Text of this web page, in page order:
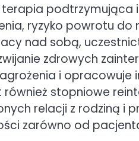
ryzyko powrotu do
nad sobą,
zdrowych
i opracowuje
również stopniowe
relacji z rodziną i
zarówno od